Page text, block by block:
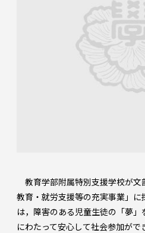
教育学部附属特別支援学校が文
教育・就労支援等の充実事業」
は，障害のある児童生徒の「夢
にわたって安心して社会参加がで